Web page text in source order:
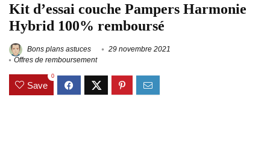
Kit d’essai couche Pampers Harmonie
Hybrid 100% remboursé
Bons plans astuces
29 novembre 2021
Offres de remboursement
Save
0